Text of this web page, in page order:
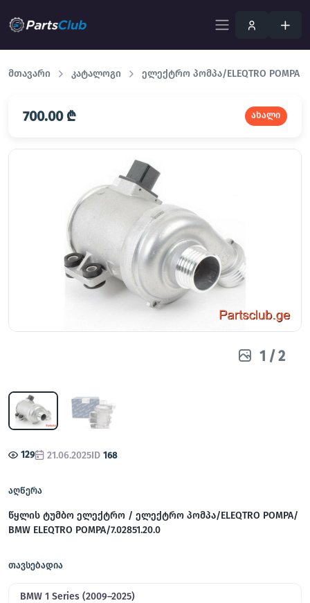
მთავარი კატალოგი ელექტრო პომპა/ELEQTRO POMPA
700.00 ₾ ახალი
1 /2
129 21.06.2025ID 168
აღწერა
წყლის ტუმბო ელექტრო / ელექტრო პომპა/ELEQTRO POMPA/
BMW ELEQTRO POMPA/7.02851.20.0
თავსებადია
BMW 1 Series (2009–2025)